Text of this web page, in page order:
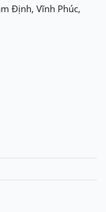
Định, Vĩnh Phúc,